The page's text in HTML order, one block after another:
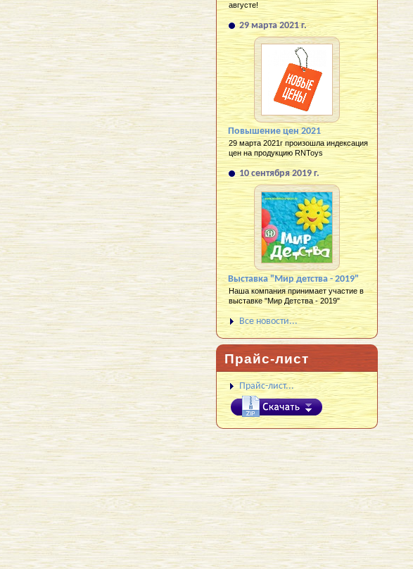
августе!
29 марта 2021 г.
Повышение цен 2021
29 марта 2021г произошла индексация
цен на продукцию RNToys
10 сентября 2019 г.
Выставка "Мир детства - 2019"
Наша компания принимает участие в
выставке "Мир Детства - 2019"
Все новости...
Прайс-лист
Прайс-лист...